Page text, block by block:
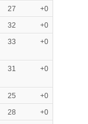
27
+0
32
+0
33 +0
31 +0
25
+0
28
+0